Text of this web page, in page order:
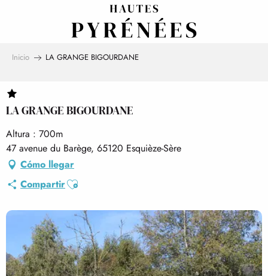
Inicio LA GRANGE BIGOURDANE
LA GRANGE BIGOURDANE
Altura : 700m
47 avenue du Barège, 65120 Esquièze-Sère
Cómo llegar
CompartirAjouter aux favoris